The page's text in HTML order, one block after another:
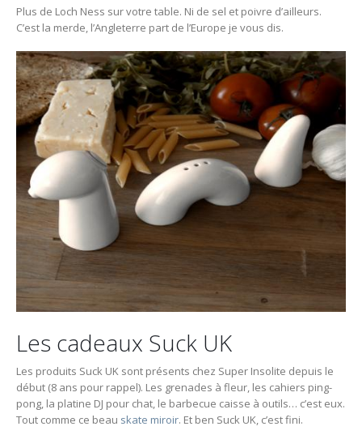
Plus de Loch Ness sur votre table. Ni de sel et poivre d’ailleurs.
C’est la merde, l’Angleterre part de l’Europe je vous dis.
Les cadeaux Suck UK
Les produits Suck UK sont présents chez Super Insolite depuis le
début (8 ans pour rappel). Les grenades à fleur, les cahiers ping-
pong, la platine DJ pour chat, le barbecue caisse à outils… c’est eux.
Tout comme ce beau skate miroir. Et ben Suck UK, c’est fini.